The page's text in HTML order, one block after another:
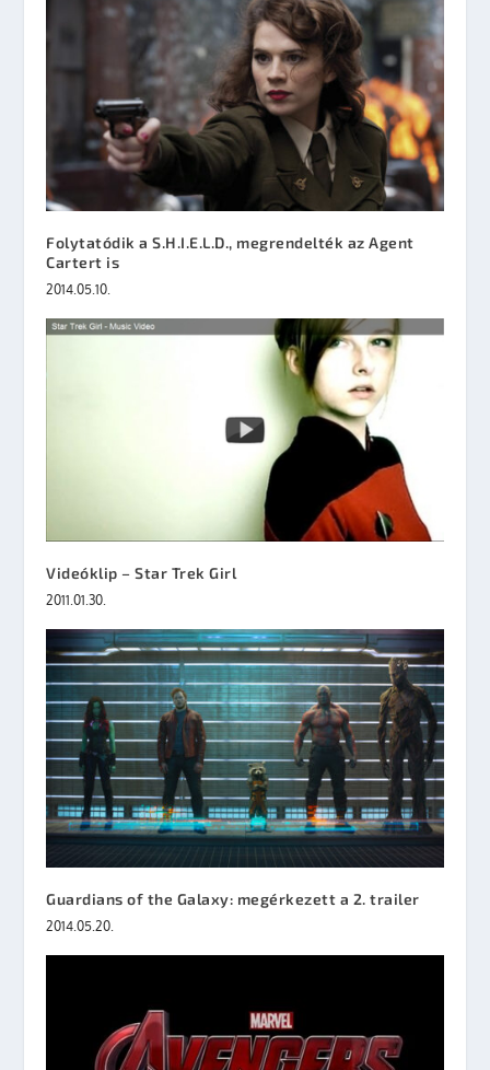
Folytatódik a S.H.I.E.L.D., megrendelték az Agent
Cartert is
2014.05.10.
Videóklip – Star Trek Girl
2011.01.30.
Guardians of the Galaxy: megérkezett a 2. trailer
2014.05.20.